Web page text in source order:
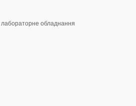
лабораторне обладнання